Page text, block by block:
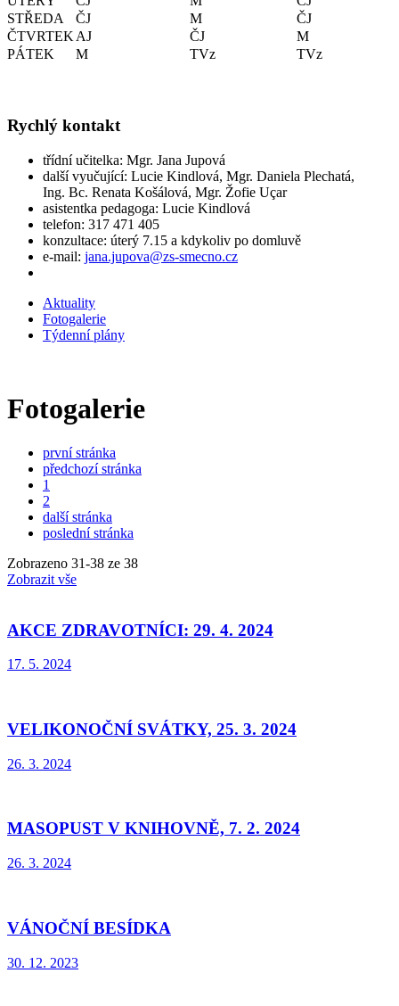
STŘEDA
ČJ M
ČJ
ČTVRTEK AJ ČJ
M
PÁTEK
M TVz TVz
Rychlý kontakt
třídní učitelka: Mgr. Jana Jupová
další vyučující: Lucie Kindlová, Mgr. Daniela Plechatá,
Ing. Bc. Renata Košálová, Mgr. Žofie Uçar
asistentka pedagoga: Lucie Kindlová
telefon: 317 471 405
konzultace: úterý 7.15 a kdykoliv po domluvě
e-mail: jana.jupova@zs-smecno.cz
Aktuality
Fotogalerie
Týdenní plány
Fotogalerie
první stránka
předchozí stránka
1
2
další stránka
poslední stránka
Zobrazeno 31-38 ze 38
Zobrazit vše
AKCE ZDRAVOTNÍCI: 29. 4. 2024
17. 5. 2024
VELIKONOČNÍ SVÁTKY, 25. 3. 2024
26. 3. 2024
MASOPUST V KNIHOVNĚ, 7. 2. 2024
26. 3. 2024
VÁNOČNÍ BESÍDKA
30. 12. 2023